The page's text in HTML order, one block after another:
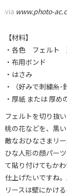
via www.photo-
【材料】
・各色 フェルト
・布用ボンド
・はさみ
・（好みで刺繍糸･
・厚紙 または 厚め
フェルトを切り抜
桃の花などを、黒
敵なおひなさまリー
ひな人形の顔パー
て貼り付けてもか
仕上げたいですね
リースは壁にかけ